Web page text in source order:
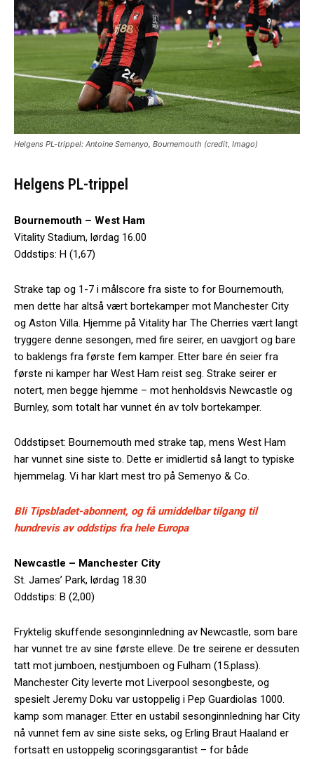
Helgens PL-trippel: Antoine Semenyo, Bournemouth (credit, Imago)
Helgens PL-trippel
Bournemouth – West Ham
Vitality Stadium, lørdag 16.00
Oddstips: H (1,67)
Strake tap og 1-7 i målscore fra siste to for Bournemouth,
men dette har altså vært bortekamper mot Manchester City
og Aston Villa. Hjemme på Vitality har The Cherries vært langt
tryggere denne sesongen, med fire seirer, en uavgjort og bare
to baklengs fra første fem kamper. Etter bare én seier fra
første ni kamper har West Ham reist seg. Strake seirer er
notert, men begge hjemme – mot henholdsvis Newcastle og
Burnley, som totalt har vunnet én av tolv bortekamper.
Oddstipset: Bournemouth med strake tap, mens West Ham
har vunnet sine siste to. Dette er imidlertid så langt to typiske
hjemmelag. Vi har klart mest tro på Semenyo & Co.
Bli Tipsbladet-abonnent, og få umiddelbar tilgang til
hundrevis av oddstips fra hele Europa
Newcastle – Manchester City
St. James’ Park, lørdag 18.30
Oddstips: B (2,00)
Fryktelig skuffende sesonginnledning av Newcastle, som bare
har vunnet tre av sine første elleve. De tre seirene er dessuten
tatt mot jumboen, nestjumboen og Fulham (15.plass).
Manchester City leverte mot Liverpool sesongbeste, og
spesielt Jeremy Doku var ustoppelig i Pep Guardiolas 1000.
kamp som manager. Etter en ustabil sesonginnledning har City
nå vunnet fem av sine siste seks, og Erling Braut Haaland er
fortsatt en ustoppelig scoringsgarantist – for både